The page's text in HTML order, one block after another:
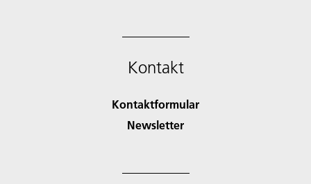
Kontakt
Kontaktformular
Newsletter